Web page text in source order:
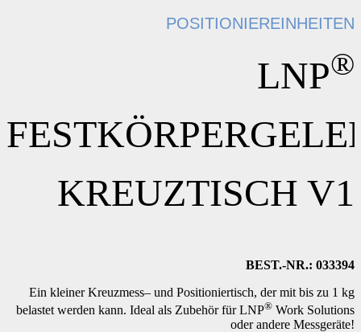
POSITIONIEREINHEITEN
LNP®
KREUZTISCH V1
BEST.-NR.: 033394
Ein kleiner Kreuzmess– und Positioniertisch, der mit bis zu 1 kg
belastet werden kann. Ideal als Zubehör für LNP® Work Solutions
oder andere Messgeräte!